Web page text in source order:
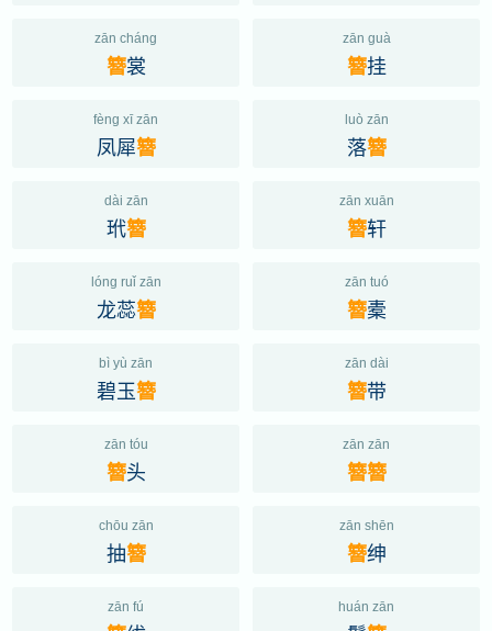
zān cháng
簪裳
zān guà
簪挂
fèng xī zān
凤犀簪
luò zān
落簪
dài zān
玳簪
zān xuān
簪轩
lóng ruǐ zān
龙蕊簪
zān tuó
簪橐
bì yù zān
碧玉簪
zān dài
簪带
zān tóu
簪头
zān zān
簪簪
chōu zān
抽簪
zān shēn
簪绅
zān fú huán zān